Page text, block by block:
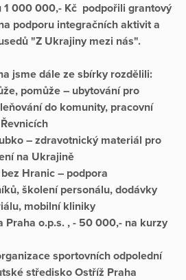
1 000 000,- Kč podpořili grantový
podporu integračních aktivit a
"Z Ukrajiny mezi nás".
jsme dále ze sbírky rozdělili:
pomůže – ubytování pro
do komunity, pracovní
– zdravotnický materiál pro
na Ukrajině
Hranic – podpora
školení personálu, dodávky
mobilní kliniky
o.p.s. , - 50 000,- na kurzy
sportovních odpolední
středisko Ostříž Praha